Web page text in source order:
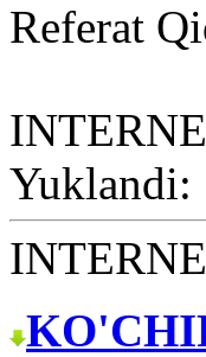
Referat